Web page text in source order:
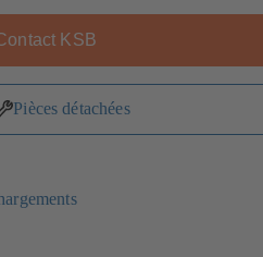
KSB
Pièces détachées